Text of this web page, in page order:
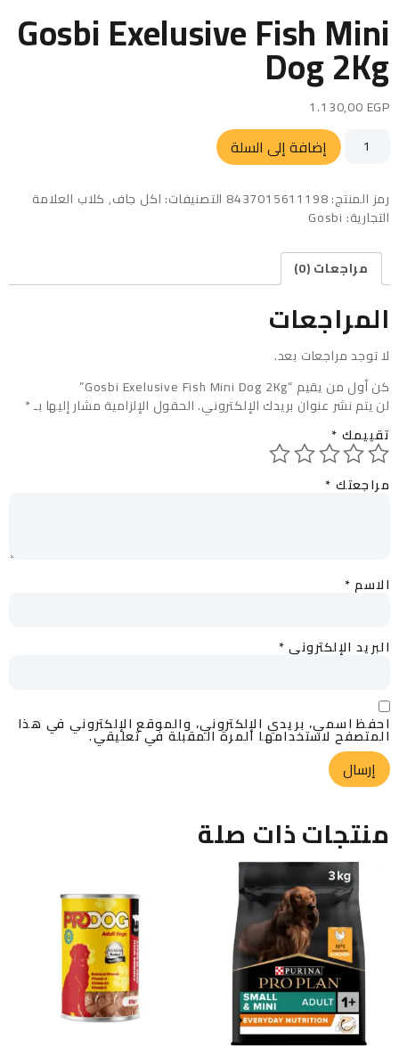
Gosbi Exelusive Fish Mini
Dog 2Kg
1.130,00 EGP
إضافة إلى السلة
رمز المنتج:8437015611198 التصنيفات: اكل جاف, كلاب العلامة
التجارية: Gosbi
مراجعات (0)
المراجعات
لا توجد مراجعات بعد.
كن أول من يقيم “Gosbi Exelusive Fish Mini Dog 2Kg”
لن يتم نشر عنوان بريدك الإلكتروني. الحقول الإلزامية مشار إليها بـ*
تقييمك *
مراجعتك *
الاسم*
البريد الإلكتروني*
احفظ اسمي، بريدي الإلكتروني، والموقع الإلكتروني في هذا
المتصفح لاستخدامها المرة المقبلة في تعليقي.
منتجات ذات صلة